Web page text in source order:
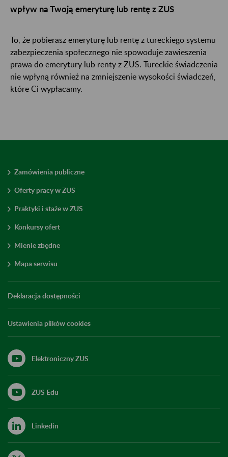
wpływ na Twoją emeryturę lub rentę z ZUS
To, że pobierasz emeryturę lub rentę z tureckiego systemu
zabezpieczenia społecznego nie spowoduje zawieszenia
prawa do emerytury lub renty z ZUS. Tureckie świadczenia
nie wpłyną również na zmniejszenie wysokości świadczeń,
które Ci wypłacamy.
Zamówienia publiczne
Oferty pracy w ZUS
Praktyki i staże w ZUS
Konkursy ofert
Mienie zbędne
Mapa serwisu
Deklaracja dostępności
Ustawienia plików cookies
Elektroniczny ZUS
ZUS Edu
Linkedin